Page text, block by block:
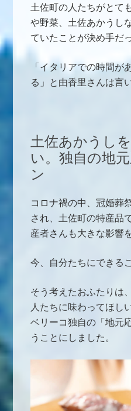
土佐町の人たちがとて
や野菜、土佐あかうし
ていたことが決め手だ
「イタリアでの時間が
る」と由香里さんは言
土佐あかうし
い。独自の地
ン
コロナ禍の中、冠婚葬
され、土佐町の特産品
産者さんも大きな影響
今、自分たちにできる
そう考えたおふたりは
人たちに味わってほし
ベリーコ独自の「地元
うことにしました。